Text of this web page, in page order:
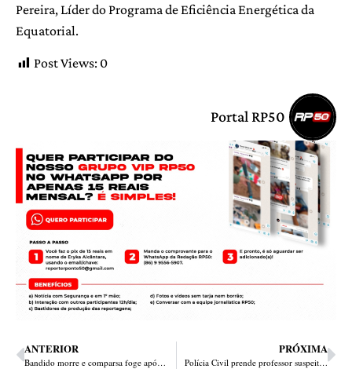
Pereira, Líder do Programa de Eficiência Energética da
Equatorial.
Post Views: 0
Portal RP50
ANTERIOR
Bandido morre e comparsa foge após assalto na zona Leste; 3º assassinato em 24h na capital
PRÓXIMA
Polícia Civil prende professor suspeito de estuprar aluno em Teresina